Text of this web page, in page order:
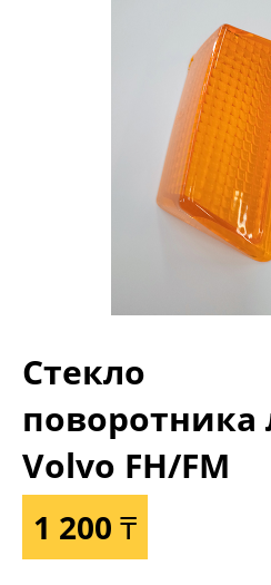
Стекло
поворотника
Volvo FH/FM
1 200 ₸